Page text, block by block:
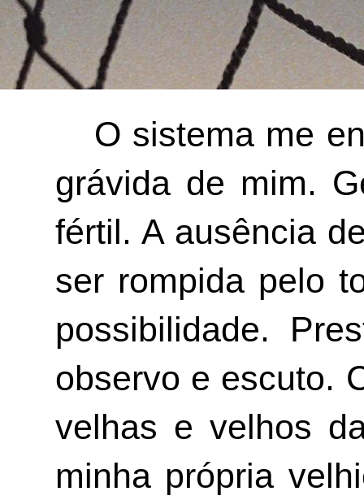
O sistema me
grávida de mim.
fértil. A ausência
ser rompida pelo
possibilidade.
observo e escuto.
velhas e velhos
minha própria